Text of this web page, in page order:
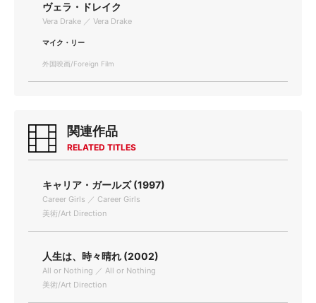
ヴェラ・ドレイク
Vera Drake ／ Vera Drake
マイク・リー
外国映画/Foreign Film
関連作品
RELATED TITLES
キャリア・ガールズ (1997)
Career Girls ／ Career Girls
美術/Art Direction
人生は、時々晴れ (2002)
All or Nothing ／ All or Nothing
美術/Art Direction